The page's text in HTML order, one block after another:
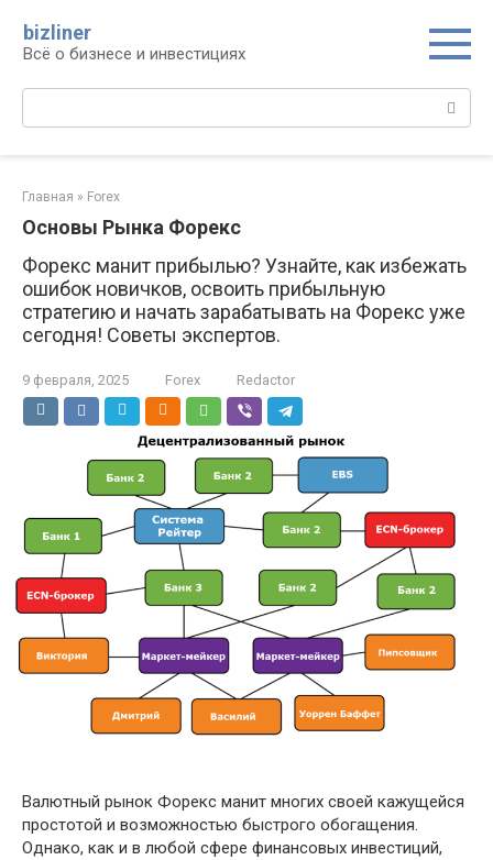
контенту
bizliner
Всё о бизнесе и инвестициях
Поиск:
Главная » Forex
Основы Рынка Форекс
Форекс манит прибылью? Узнайте, как избежать
ошибок новичков, освоить прибыльную
стратегию и начать зарабатывать на Форекс уже
сегодня! Советы экспертов.
9 февраля, 2025 Forex Redactor
Валютный рынок Форекс манит многих своей кажущейся
простотой и возможностью быстрого обогащения.
Однако, как и в любой сфере финансовых инвестиций,